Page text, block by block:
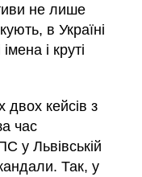
не лише
в Україні
і круті
кейсів з
час
у Львівській
Так, у